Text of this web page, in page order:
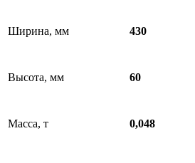
Ширина, мм 430
Высота, мм 60
Масса, т 0,048